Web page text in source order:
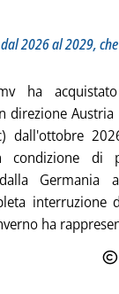
2026 al 2029,
ha
direzione
dall'ottobre
condizione di
Germania
interruzione
ha